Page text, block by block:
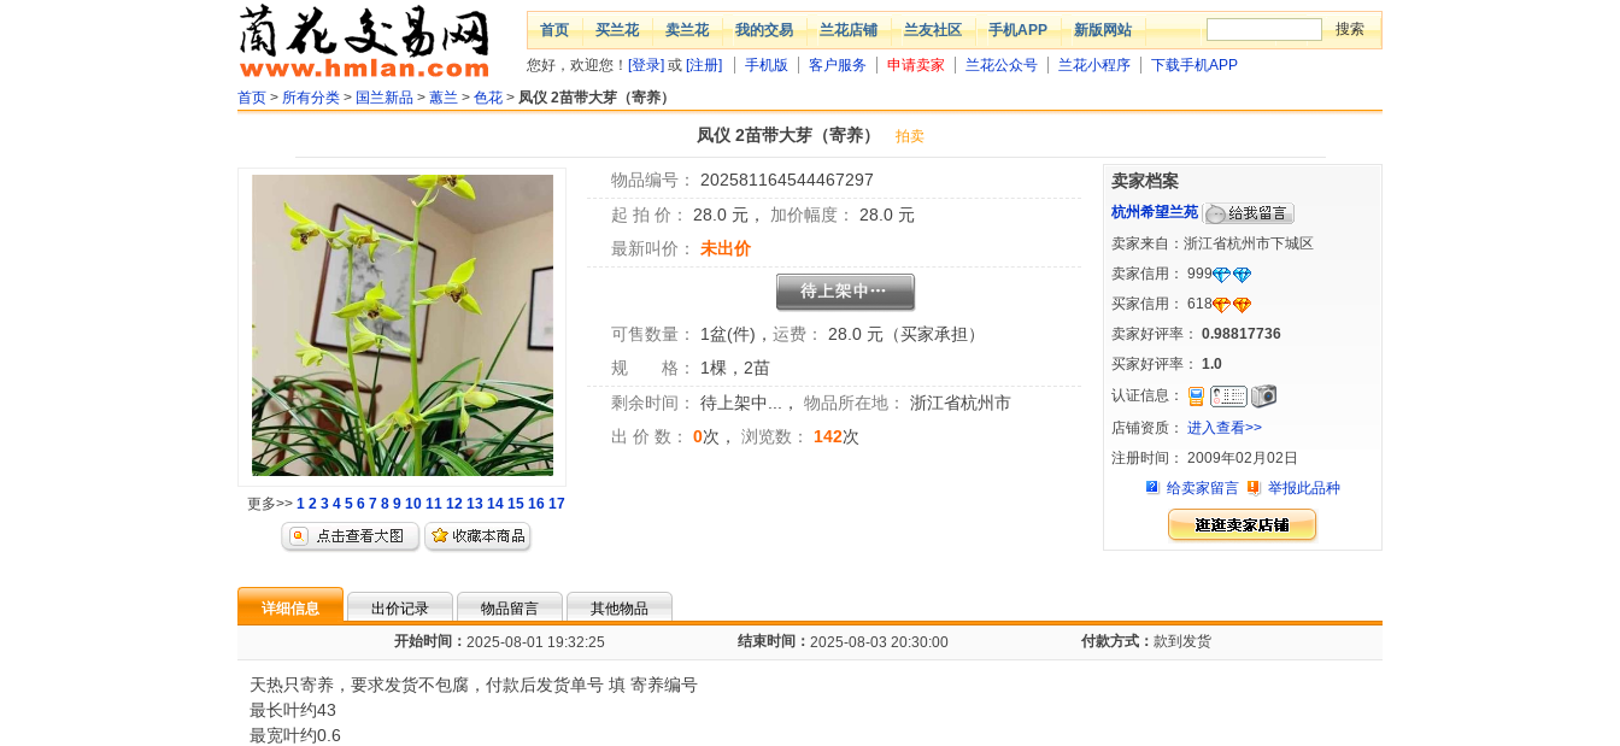
首页 买兰花 卖兰花 我的交易 兰花店铺 兰友社区 手机APP 新版网站
您好，欢迎您！ [登录] 或 [注册] 手机版 客户服务 申请卖家 兰花公众号 兰花小程序
下载手机APP
首页 > 所有分类 > 国兰新品 > 蕙兰 > 色花 > 凤仪 2苗带大芽（寄养）
凤仪 2苗带大芽（寄养） 拍卖
更多>> 1 2 3 4 5 6 7 8 9 10 11 12 13 14 15 16 17
物品编号：
202581164544467297
起 拍 价：
28.0 元， 加价幅度： 28.0 元
最新叫价：
未出价
可售数量： 1盆(件) ， 运费：
28.0 元（买家承担）
规 格：
1棵，2苗
剩余时间：
待上架中... ， 物品所在地：
浙江省杭州市
出 价 数：
0次， 浏览数： 142次
卖家档案
杭州希望兰苑
卖家来自：浙江省杭州市下城区
卖家信用： 999
买家信用： 618
卖家好评率： 0.98817736
买家好评率： 1.0
认证信息：
店铺资质： 进入查看>>
注册时间： 2009年02月02日
给卖家留言
举报此品种
详细信息 出价记录 物品留言
其他物品
开始时间： 2025-08-01 19:32:25 结束时间： 2025-08-03 20:30:00 付款方式： 款到发货
天热只寄养，要求发货不包腐，付款后发货单号 填 寄养编号
最长叶约43
最宽叶约0.6